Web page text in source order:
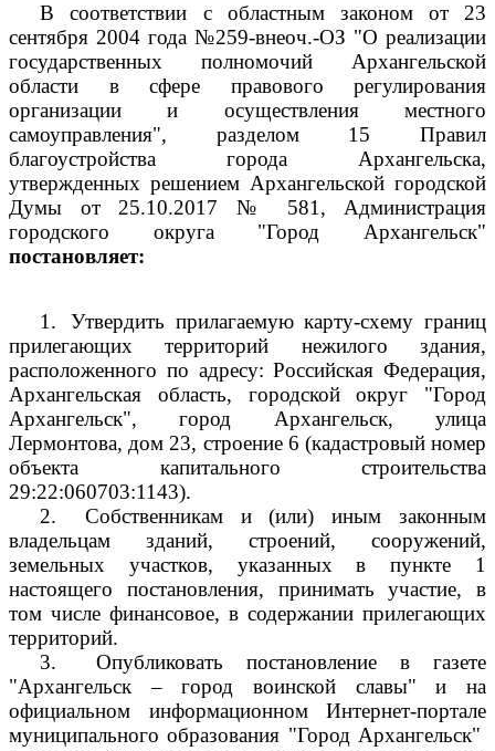
В соответствии с областным законом от 23
сентября 2004 года №259-внеоч.-ОЗ "О реализации
государственных полномочий Архангельской
области в сфере правового регулирования
организации и осуществления местного
самоуправления", разделом 15 Правил
благоустройства города Архангельска,
утвержденных решением Архангельской городской
Думы от 25.10.2017 № 581, Администрация
городского округа "Город Архангельск"
постановляет:
1.
Утвердить прилагаемую карту-схему границ
прилегающих территорий нежилого здания,
расположенного по адресу: Российская Федерация,
Архангельская область, городской округ "Город
Архангельск", город Архангельск, улица
Лермонтова, дом 23, строение 6 (кадастровый номер
объекта капитального строительства
29:22:060703:1143).
2.
Собственникам и (или) иным законным
владельцам зданий, строений, сооружений,
земельных участков, указанных в пункте 1
настоящего постановления, принимать участие, в
том числе финансовое, в содержании прилегающих
территорий.
3.
Опубликовать постановление в газете
"Архангельск – город воинской славы" и на
официальном информационном Интернет-портале
муниципального образования "Город Архангельск"